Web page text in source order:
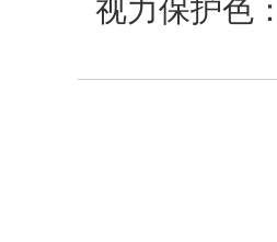
视力保护色：